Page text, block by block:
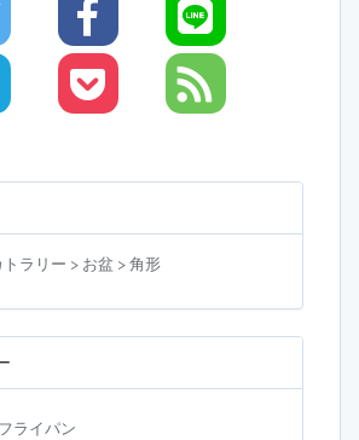
ラリー > お盆 > 角形
フライパン